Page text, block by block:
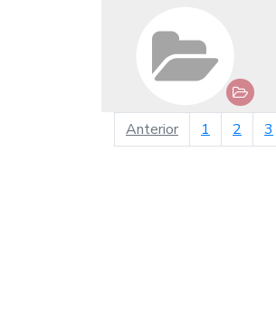
Anteriorpágina anterior
1 2 3